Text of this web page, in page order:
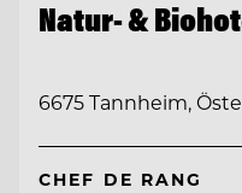
Natur- &
6675 Tannheim,
CHEF DE RANG